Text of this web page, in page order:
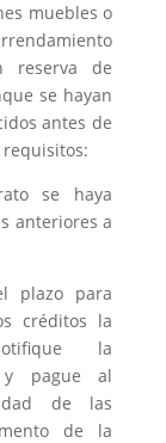
muebles o
reserva de
se hayan
antes de
se haya
anteriores a
plazo para
créditos la
la
y pague al
de las
de la